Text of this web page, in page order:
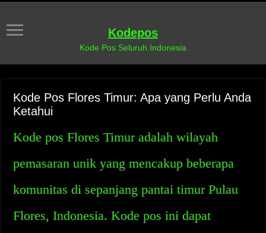
Kodepos
Kode Pos Seluruh Indonesia
Kode Pos Flores Timur: Apa yang Perlu Anda
Ketahui
Kode pos Flores Timur adalah wilayah
pemasaran unik yang mencakup beberapa
komunitas di sepanjang pantai timur Pulau
Flores, Indonesia. Kode pos ini dapat